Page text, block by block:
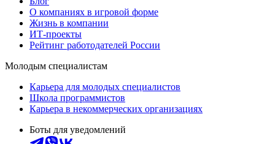
О компаниях в игровой форме
Жизнь в компании
ИТ-проекты
Рейтинг работодателей России
Молодым специалистам
Карьера для молодых специалистов
Школа программистов
Карьера в некоммерческих организациях
Боты для уведомлений